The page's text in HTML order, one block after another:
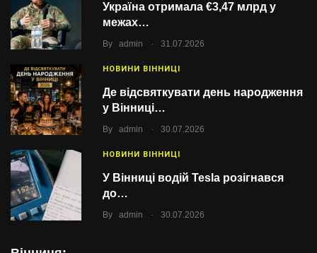
Україна отримала €3,47 млрд у
межах…
By admin . 31.07.2026
НОВИНИ ВІННИЦІ
Де відсвяткувати день народження
у Вінниці…
By admin . 30.07.2026
НОВИНИ ВІННИЦІ
У Вінниці водій Tesla розігнався
до…
By admin . 30.07.2026